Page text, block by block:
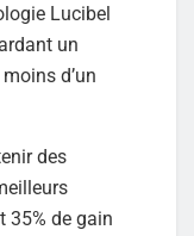
Lucibel
un
d’un
des
35% de gain